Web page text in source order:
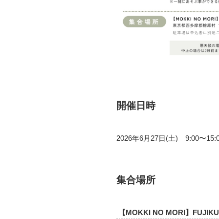
開催日時
2026年6月27日(土) 9:00〜
集合場所
【MOKKI NO MORI】